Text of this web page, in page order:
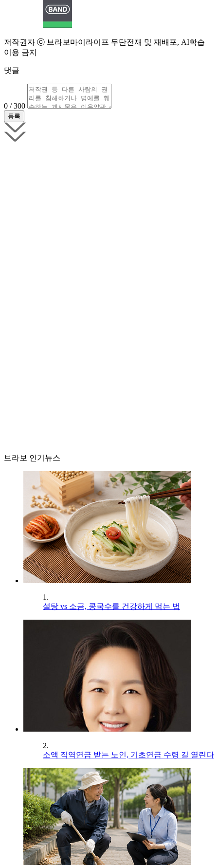
저작권자 ⓒ 브라보마이라이프 무단전재 및 재배포, AI학습
이용 금지
댓글
0 / 300
브라보 인기뉴스
1.
설탕 vs 소금, 콩국수를 건강하게 먹는 법
2.
소액 직역연금 받는 노인, 기초연금 수령 길 열린다